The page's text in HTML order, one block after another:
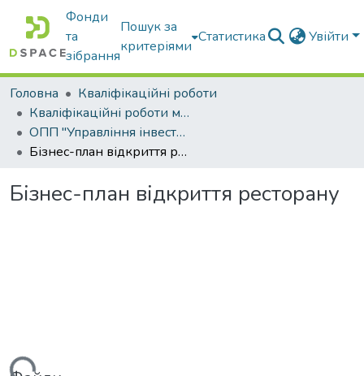
Фонди
та
зібрання
Пошук за
критеріями
Статистика Увійти
Головна
Кваліфікаційні роботи
Кваліфікаційні роботи магістрів
ОПП "Управління інвестиційною діяльністю та міжнародними проектами"
Бізнес-план відкриття ресторану
Бізнес-план відкриття ресторану